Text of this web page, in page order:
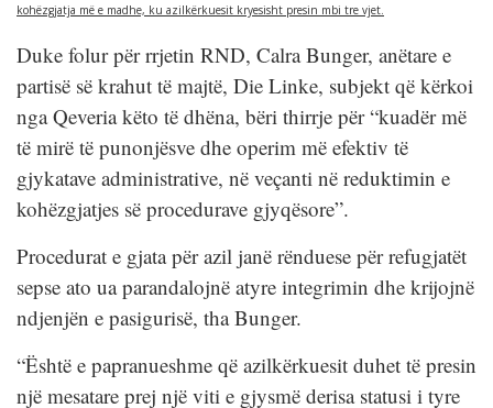
kohëzgjatja më e madhe, ku azilkërkuesit kryesisht presin mbi tre vjet.
Duke folur për rrjetin RND, Calra Bunger, anëtare e
partisë së krahut të majtë, Die Linke, subjekt që kërkoi
nga Qeveria këto të dhëna, bëri thirrje për “kuadër më
të mirë të punonjësve dhe operim më efektiv të
gjykatave administrative, në veçanti në reduktimin e
kohëzgjatjes së procedurave gjyqësore”.
Procedurat e gjata për azil janë rënduese për refugjatët
sepse ato ua parandalojnë atyre integrimin dhe krijojnë
ndjenjën e pasigurisë, tha Bunger.
“Është e papranueshme që azilkërkuesit duhet të presin
një mesatare prej një viti e gjysmë derisa statusi i tyre